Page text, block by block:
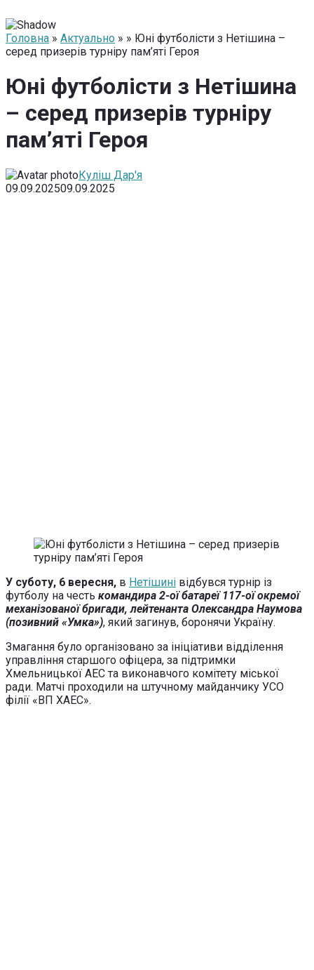
Головна » Актуально » » Юні футболісти з Нетішина –
серед призерів турніру пам’яті Героя
Юні футболісти з Нетішина
– серед призерів турніру
пам’яті Героя
Куліш Дар'я
09.09.202509.09.2025
У суботу, 6 вересня, в Нетішині відбувся турнір із
футболу на честь командира 2-ої батареї 117-ої окремої
механізованої бригади, лейтенанта Олександра Наумова
(позивний «Умка»), який загинув, боронячи Україну.
Змагання було організовано за ініціативи відділення
управління старшого офіцера, за підтримки
Хмельницької АЕС та виконавчого комітету міської
ради. Матчі проходили на штучному майданчику УСО
філії «ВП ХАЕС».